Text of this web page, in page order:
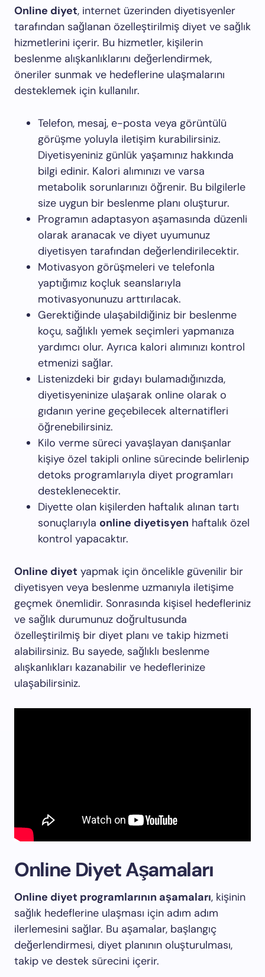
Online diyet, internet üzerinden diyetisyenler
tarafından sağlanan özelleştirilmiş diyet ve sağlık
hizmetlerini içerir. Bu hizmetler, kişilerin
beslenme alışkanlıklarını değerlendirmek,
öneriler sunmak ve hedeflerine ulaşmalarını
desteklemek için kullanılır.
Telefon, mesaj, e-posta veya görüntülü
görüşme yoluyla iletişim kurabilirsiniz.
Diyetisyeniniz günlük yaşamınız hakkında
bilgi edinir. Kalori alımınızı ve varsa
metabolik sorunlarınızı öğrenir. Bu bilgilerle
size uygun bir beslenme planı oluşturur.
Programın adaptasyon aşamasında düzenli
olarak aranacak ve diyet uyumunuz
diyetisyen tarafından değerlendirilecektir.
Motivasyon görüşmeleri ve telefonla
yaptığımız koçluk seanslarıyla
motivasyonunuzu arttırılacak.
Gerektiğinde ulaşabildiğiniz bir beslenme
koçu, sağlıklı yemek seçimleri yapmanıza
yardımcı olur. Ayrıca kalori alımınızı kontrol
etmenizi sağlar.
Listenizdeki bir gıdayı bulamadığınızda,
diyetisyeninize ulaşarak online olarak o
gıdanın yerine geçebilecek alternatifleri
öğrenebilirsiniz.
Kilo verme süreci yavaşlayan danışanlar
kişiye özel takipli online sürecinde belirlenip
detoks programlarıyla diyet programları
desteklenecektir.
Diyette olan kişilerden haftalık alınan tartı
sonuçlarıyla online diyetisyen haftalık özel
kontrol yapacaktır.
Online diyet yapmak için öncelikle güvenilir bir
diyetisyen veya beslenme uzmanıyla iletişime
geçmek önemlidir. Sonrasında kişisel hedefleriniz
ve sağlık durumunuz doğrultusunda
özelleştirilmiş bir diyet planı ve takip hizmeti
alabilirsiniz. Bu sayede, sağlıklı beslenme
alışkanlıkları kazanabilir ve hedeflerinize
ulaşabilirsiniz.
Online Diyet Aşamaları
Online diyet programlarının aşamaları, kişinin
sağlık hedeflerine ulaşması için adım adım
ilerlemesini sağlar. Bu aşamalar, başlangıç
değerlendirmesi, diyet planının oluşturulması,
takip ve destek sürecini içerir.